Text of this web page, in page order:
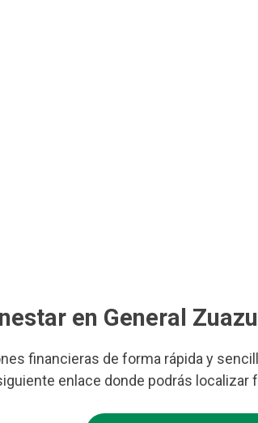
en General
financieras de forma rápida y
enlace donde podrás